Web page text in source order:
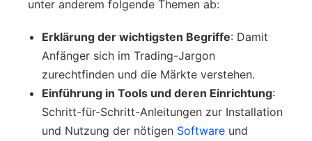
unter anderem folgende Themen ab:
Erklärung der wichtigsten Begriffe: Damit
Anfänger sich im Trading-Jargon
zurechtfinden und die Märkte verstehen.
Einführung in Tools und deren Einrichtung:
Schritt-für-Schritt-Anleitungen zur Installation
und Nutzung der nötigen Software und